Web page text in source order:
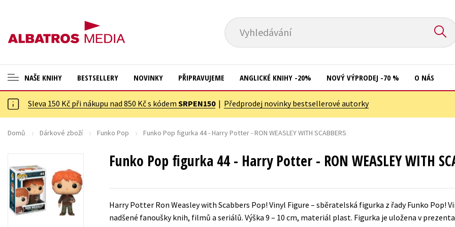
Vyhledávání
NAŠE KNIHY
ANGLICKÉ KNIHY -20 %
NOVÝ VÝPRODEJ -70 %
ASTERIX S DÁRKEM
🎁DÁRKOVÉ PUBLIKACE
✉️ DÁRKOVÉ POUKAZY
Cestování
Dárkové publikace
Digitální fotografie
Esoterika a duchovní svět
Historie a military
Kuchařky
New Adult
Ostatní
Poezie
Učebnice
Umění a kultura
Výchova a pedagogika
BESTSELLERY NOVINKY PŘIPRAVUJEME ANGLICKÉ KNIHY -20% NOVÝ VÝPRODEJ -70 % O NÁS
Sleva 150 Kč při nákupu nad 850 Kč s kódem SRPEN150| Předprodej novinky bestsellerové autorky
Domů Dárkové zboží Funko Pop Funko Pop figurka 44 - Harry Potter - RON WEASLEY WITH SCABBERS
Funko Pop figurka 44 - Harry Potter - RON WEASLEY WITH
Harry Potter Ron Weasley with Scabbers Pop! Vinyl Figure – sběratelská figurka z řady Funko Pop!
nadšené fanoušky knih, filmů a seriálů. Výška 9 – 10 cm, materiál plast. Figurka je uložena v